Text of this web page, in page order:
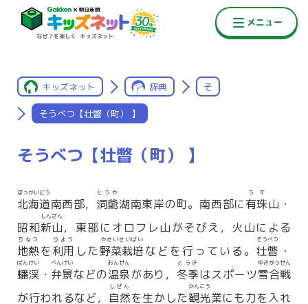
キッズネット 辞典 そ
そうべつ【壮瞥（町） 】
そうべつ【壮瞥（町） 】
北海道
ほっかいどう
南西部， 洞爺
とうや
湖南東岸の町。南西部に有珠
うす
山・
昭和新山
しんざん
，東部にオロフレ山がそびえ，火山による
地熱
ちねつ
を利用
りよう
した野菜栽培
やさいさいばい
などを行っている。 壮瞥
そうべつ
・
蟠渓
ばんけい
・ 弁景
べんけい
などの温泉
おんせん
があり， 冬季
とうき
はスポーツ雪合戦
ゆきがっせん
が行われるなど， 自然
しぜん
を生かした観光
かんこう
業にも力を入れ